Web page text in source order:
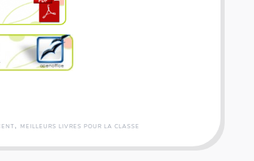
, MEILLEURS LIVRES POUR LA CLASSE